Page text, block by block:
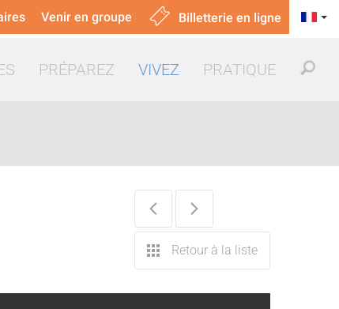
Venir en groupe Billetterie en ligne
PRÉPAREZ VIVEZ PRATIQUE
Retour à la liste